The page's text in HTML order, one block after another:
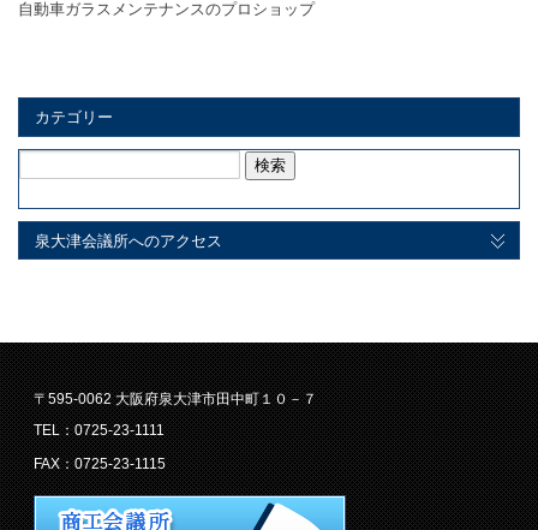
自動車ガラスメンテナンスのプロショップ
カテゴリー
泉大津会議所へのアクセス
〒595-0062 大阪府泉大津市田中町１０－７
TEL：0725-23-1111
FAX：0725-23-1115